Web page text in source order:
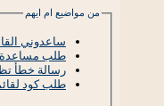
من مواضيع ام ايهم
ساعدوني
طلب
رسالة خطأ
طلب كود